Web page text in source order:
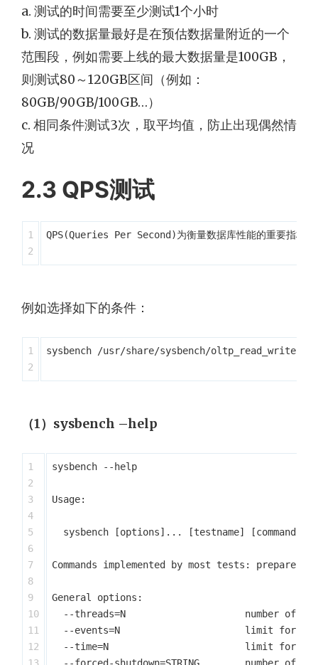
a. 测试的时间需要至少测试1个小时
b. 测试的数据量最好是在预估数据量附近的一个
范围段，例如需要上线的最大数据量是100GB，
则测试80～120GB区间（例如：
80GB/90GB/100GB…）
c. 相同条件测试3次，取平均值，防止出现偶然情
况
2.3 QPS测试
1
QPS(Queries Per Second)为衡量数据库性能的重要指标。
例如选择如下的条件：
1
sysbench /usr/share/sysbench/
（1）sysbench –help
1
2
3
4
5
6
7
8
9
10
11
12
sysbench --help
Usage:
  sysbench [options]... [testname] [command]
Commands implemented by most tests: prepare
General options:
--threads=N                     number of
--events=N                      limit for
--time=N                        limit for